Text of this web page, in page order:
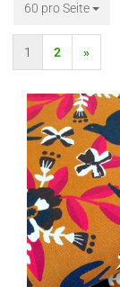
60 pro Seite
pro Seite
1 2 »